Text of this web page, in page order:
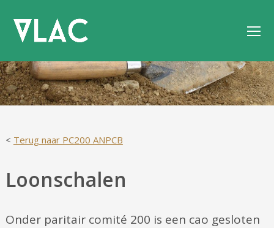
< Terug naar PC200 ANPCB
Loonschalen
Onder paritair comité 200 is een cao gesloten